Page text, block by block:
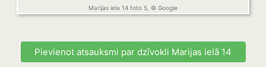
Marijas iela 14 foto 5, © Google
Pievienot atsauksmi par dzīvokli Marijas ielā 14